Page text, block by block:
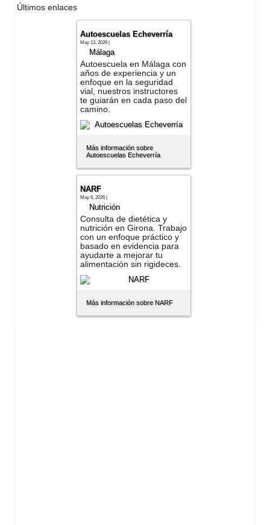
Últimos enlaces
Autoescuelas Echeverría
May 13, 2026 |
Málaga
Autoescuela en Málaga con
años de experiencia y un
enfoque en la seguridad
vial, nuestros instructores
te guiarán en cada paso del
camino.
Más información sobre
Autoescuelas Echeverría
NARF
May 6, 2026 |
Nutrición
Consulta de dietética y
nutrición en Girona. Trabajo
con un enfoque práctico y
basado en evidencia para
ayudarte a mejorar tu
alimentación sin rigideces.
Más información sobre NARF